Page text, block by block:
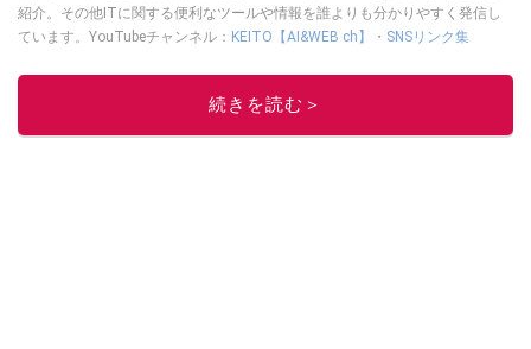
紹介。その他ITに関する便利なツールや情報を誰よりも分かりやすく発信し
ています。YouTubeチャンネル： KEITO【AI&WEB ch】 ・ SNSリンク集
このイチオシストの他の記事を読む
続きを読む＞